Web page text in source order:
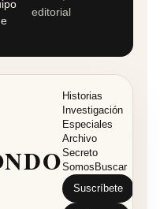
editorial
Historias
Investigación
Especiales
Archivo
Secreto
Somos Buscar
Suscríbete